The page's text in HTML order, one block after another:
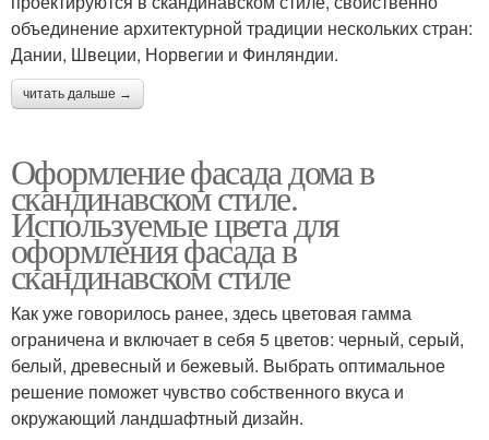
объединение архитектурной традиции нескольких стран:
Дании, Швеции, Норвегии и Финляндии.
читать дальше →
Оформление фасада дома в
скандинавском стиле.
Используемые цвета для
оформления фасада в
скандинавском стиле
Как уже говорилось ранее, здесь цветовая гамма
ограничена и включает в себя 5 цветов: черный, серый,
белый, древесный и бежевый. Выбрать оптимальное
решение поможет чувство собственного вкуса и
окружающий ландшафтный дизайн.